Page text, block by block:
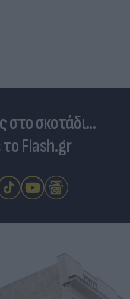
στο σκοτάδι...
Flash.gr